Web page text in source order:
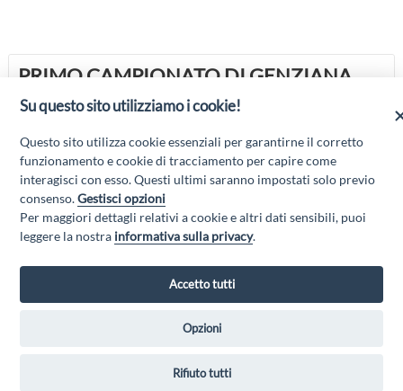
PRIMO CAMPIONATO DI GENZIANA
FATTA IN CASA
LA COMPAGNIA DELLA GENZIANA SBARCA PER LA PRIMA VOLTA
CELANO
“Attività cofinanziate dal PSR 2014/2020 Abruzzo - mis. 19 PSL La Terra dei
M@rsi - Fondo FEASR; Sottomisura 19.2; Tipologia di intervento 19.2.1
GAL MARSICA Via XX Settembre, 51 - 67051 Avezzano (AQ) -
Su questo sito utilizziamo i cookie!
Questo sito utilizza cookie essenziali per garantirne il corretto
funzionamento e cookie di tracciamento per capire come
interagisci con esso. Questi ultimi saranno impostati solo previo
consenso.Gestisci opzioni
Per maggiori dettagli relativi a cookie e altri dati sensibili, puoi
leggere la nostra informativa sulla privacy.
Accetto tutti
Opzioni
Rifiuto tutti